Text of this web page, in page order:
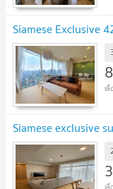
Siamese Exclusive
Siamese exclusive